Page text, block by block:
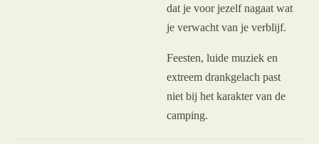
dat je voor jezelf nagaat wat
je verwacht van je verblijf.
Feesten, luide muziek en
extreem drankgelach past
niet bij het karakter van de
camping.